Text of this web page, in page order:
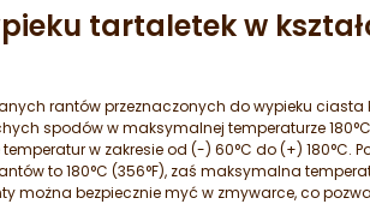
tartaletek w
rantów przeznaczonych do wypieku
spodów w maksymalnej temperaturze
w zakresie od (-) 60°C do (+)
to 180°C (356°F), zaś maksymalna
można bezpiecznie myć w zmywarce, co